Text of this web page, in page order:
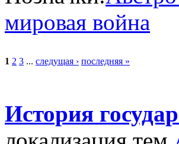
мировая война
1 2 3 ... следущая › последняя »
История